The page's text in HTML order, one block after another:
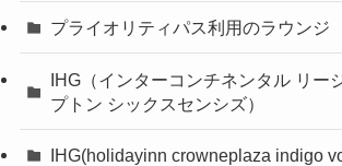
プライオリティパス利用のラウンジ
IHG（インターコンチネンタル リー
プトン シックスセンシズ）
IHG(holidayinn crowneplaza indigo